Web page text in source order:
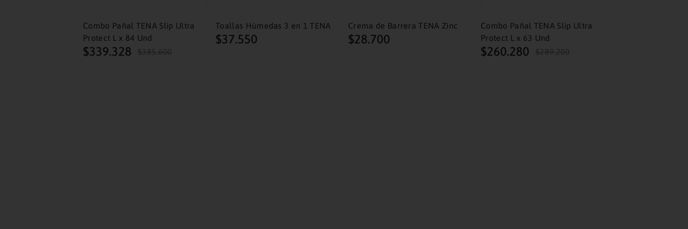
Combo Pañal TENA Slip Ultra
Protect L x 84 Und
$339.328
Toallas Húmedas 3 en 1 TENA
$37.550
Crema de Barrera TENA Zinc
$28.700
Combo Pañal TENA Slip Ultra
Protect L x 63 Und
$260.280